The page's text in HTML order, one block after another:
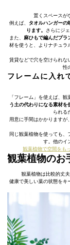
置くスペースが
例えば、 タオルハンガーの
ります。 さらにジ
また、 麻ひもで編んだプラ
材を使うと、よりナチュラ
賃貸などで穴を空けられな
性
フレームに入れ
「フレーム」を使えば、
う土の代わりになる素材を
られる
用意に手間はかかりますが
同じ観葉植物を使っても
す。他のイ
観葉植物で空間をも
観葉植物のお
観葉植物は比較的丈
健康で美しい葉の状態をキ